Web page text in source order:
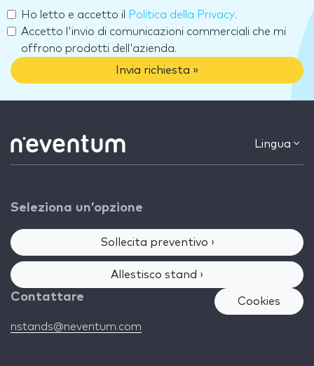
Ho letto e accetto il Politica della Privacy.
Accetto l'invio di comunicazioni commerciali che mi
offrono prodotti dell'azienda.
Invia richiesta »
Lingua
Seleziona un’opzione
Sollecita preventivo ›
Allestisco stand ›
Contattare
nstands@neventum.com
Cookies